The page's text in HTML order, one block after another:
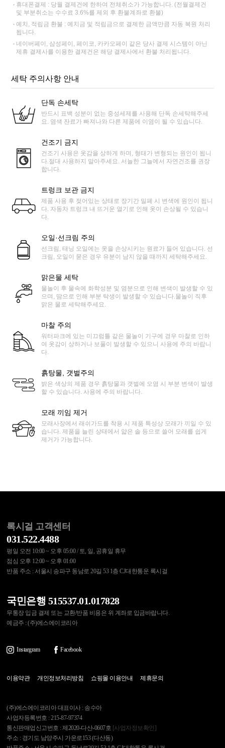
휴대폰결제 : 당월 결제건에 한하여 전체취소가 가능합니다. (전월결제건
및 부분취소는 수수료 3.6%를 제외 후 환불계좌로 환불)
예치, 적립금 환불 : 예치금 및 적립금으로 결제한 금액만큼 자동 복원 처리
됩니다.
네이버페이, 삼성페이, 페이코, 카카오페이 같은 당사 결제 시스템이 아닌
제휴 결제사를 이용한 결제건은 해당 결제사에서 환불 처리됩니다.
세탁 주의사항 안내
단독 손세탁
반드시 표백 성분이 없는 중성세제를 사용해 단독 손세탁해주세
요. 염색 잔료가 빠져나와 다른 제품에 이염이 될 수 있습니다.
건조기 금지
건조기 사용은 옷감을 상하게 하며, 형태가 변형되는 원인이 됩니
다.절대 사용하지 말아주세요. 서늘한 그늘에서 자연건조를 권장
합니다.
트렁크 보관 금지
제품 사용 후 젖어있는 상태로 장기간 밀폐 시 변색에 원인이 됩니
다. 자동차 트렁크 내 뜨거운 열기로 인해 옷이 손상될 수 있습니
다.
오일·선크림 주의
선크림, 태닝 오일에는 옷을 손상시키는 원료가 들어 있습니다. 선
크림, 오일이 묻은 경우 유분이 남지 않을 때까지 세탁해주세요.
맑은물 세탁
물놀이 후 물속에 화학성분 및 염분으로 인해 변색이 발생할 수 있
으며, 땀으로 인해 부분 탁생이 발생할 수 있습니다.물놀이 직후
맑은 물로 세탁해주세요.
마찰 주의
워터파크에 있는 미끄럼틀 같은 물놀이 기구에 경우 마찰로 인하
여 옷감이 상하거나 보풀이 발생할 수 있으니 사용에 주의 바랍니
다.
흙탕물, 갯벌주의
밝은 색상의 제품 경우 흙탕물과 갯벌에 오염 시 부분 변색이 발생
할 수 있습니다. 사용에 주의 바랍니다.
모래 끼임 제거
모래사장에서 래쉬가드를 착용 시 제품 특성상 모래가 끼일 수 있
습니다. 제품을 늘린 상태에서 얇은 솔 등으로 쓸어 모래를 쉽게
제거가 가능합니다.
록시걸 고객센터
031.522.4488
평일 오전 10:00 ~ 오후 05:00 / 토, 일, 공휴일 휴무
점심 오후 12:00 ~ 오후 01:00
반품 주소 : 서울시 송파구 동남로 20길 53 1층 CJ대한통운 록시걸
국민은행 515537.01.017828
무통장 입금 결제 또는 교환/반품 비용은 위 계좌로 입금바랍니다.
예금주 : (주)에스에이코리아
Instargram Facebook
이용약관 개인정보처리방침 쇼핑몰 이용안내 제휴문의
(주)에스에이코리아 대표이사 : 송수아
사업자등록번호 : 215-87-97374
통신판매업신고번호 : 제2020-다산-0607호 [사업자정보확인]
주소 : 경기도 남양주시 가운로153 (다산동)